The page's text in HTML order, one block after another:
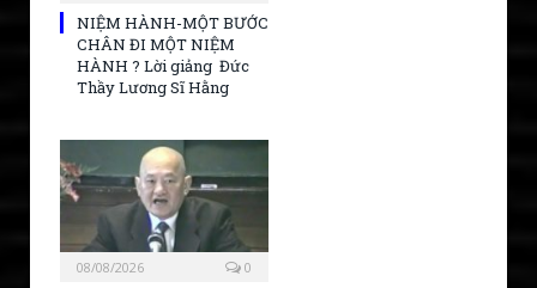
NIỆM HÀNH-MỘT BƯỚC
CHÂN ĐI MỘT NIỆM
HÀNH ? Lời giảng Đức
Thầy Lương Sĩ Hằng
08/08/2026 0